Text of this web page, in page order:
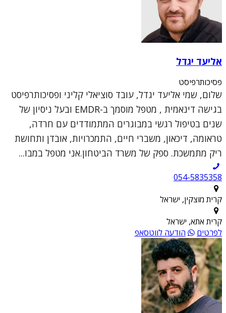
אליעד יגדל
פסיכותרפיסט
שלום, שמי אליעד יגדל, עובד סוציאלי קליני ופסיכותרפיסט
בגישה דינאמית , מטפל מוסמך ב-EMDR ובעל ניסיון של
שנים בטיפול רגשי במבוגרים המתמודדים עם חרדה,
טראומה, דיכאון, משברי חיים, התמכרויות, אובדן ותחושת
ריק מתמשכת. ספק של משרד הביטחון.אני מטפל במבו...
054-5835358
קרית מוצקין, ישראל
קרית אתא, ישראל
לפרטים
הודעה לווטסאפ